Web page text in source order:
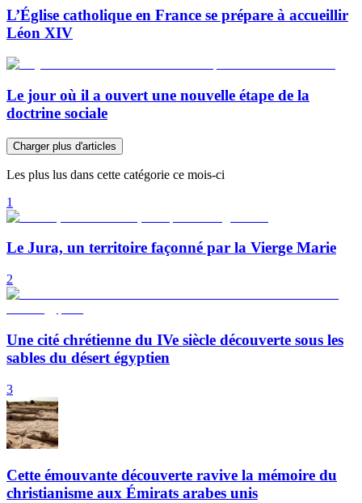
L’Église catholique en France se prépare à accueillir
Léon XIV
Le jour où il a ouvert une nouvelle étape de la
doctrine sociale
Charger plus d'articles
Les plus lus dans cette catégorie ce mois-ci
1
Le Jura, un territoire façonné par la Vierge Marie
2
Une cité chrétienne du IVe siècle découverte sous les
sables du désert égyptien
3
Cette émouvante découverte ravive la mémoire du
christianisme aux Émirats arabes unis